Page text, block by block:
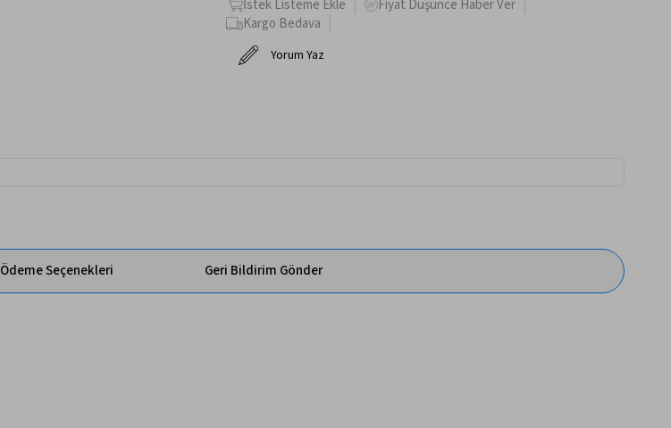
İstek Listeme Ekle
Fiyat Düşünce Haber Ver
Kargo Bedava
Yorum Yaz
Ödeme Seçenekleri Geri Bildirim Gönder